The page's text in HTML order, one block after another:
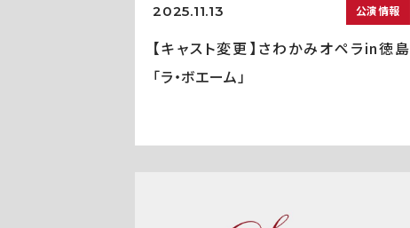
2025.11.13 公演情報
【キャスト変更】さわかみオペラin徳島
「ラ・ボエーム」